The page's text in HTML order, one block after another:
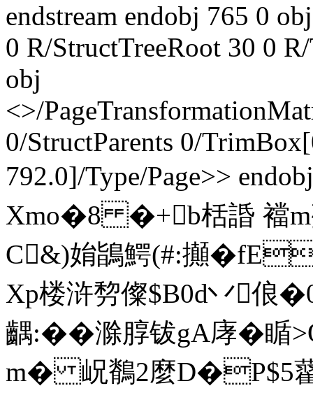
endstream endobj 765 0
0 R/StructTreeRoot 30 0
obj
<>/
0/StructParents 0/
792.0]/Type/Page>>
Xmo�8 �+b栝諙 襠m
C&)姢鴲鰐(#:攧
Xp楼浒剓儏$B0d丷俍
齵:�� 滁朜钹gA庨�
m� 岲鶺2麼D�P$5藋